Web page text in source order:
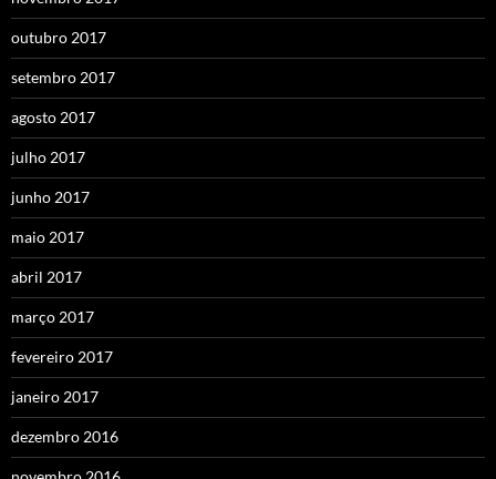
outubro 2017
setembro 2017
agosto 2017
julho 2017
junho 2017
maio 2017
abril 2017
março 2017
fevereiro 2017
janeiro 2017
dezembro 2016